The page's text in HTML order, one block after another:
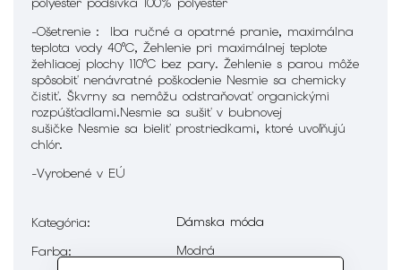
-Ošetrenie :
Iba ručné a opatrné pranie, maximálna
teplota vody 40°C, Žehlenie pri maximálnej teplote
žehliacej plochy 110°C bez pary. Žehlenie s parou môže
spôsobiť nenávratné poškodenie Nesmie sa chemicky
čistiť. Škvrny sa nemôžu odstraňovať organickými
rozpúšťadlami.Nesmie sa sušiť v bubnovej
sušičke Nesmie sa bieliť prostriedkami, ktoré uvoľňujú
chlór.
-Vyrobené v EÚ
Kategória:
Dámska móda
Farba: Modrá